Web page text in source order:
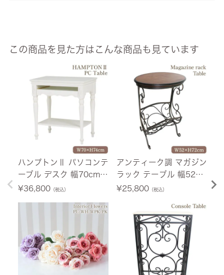
この商品を見た方はこんな商品も見ています
ハンプトンⅡ パソコンテ
ーブル デスク 幅70cm
【送料無料】
¥36,800（税込）
アンティーク調 マガジン
ラック テーブル 幅52cm
小型家具 【送料無料】
¥25,800（税込）
(
¥